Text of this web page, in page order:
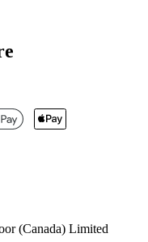
(Canada) Limited